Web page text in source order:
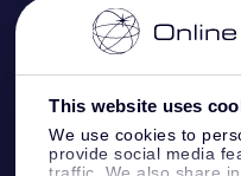
This website uses
We use cookies to
provide social media
traffic. We also share
Корпоративные
One Million Stars
OSR Starsaver
VR-приложение
Информация по
Политика возврата
Созвездиях